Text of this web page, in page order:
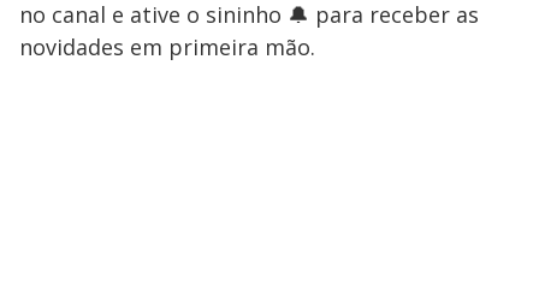
no canal e ative o sininho 🔔 para receber as
novidades em primeira mão.